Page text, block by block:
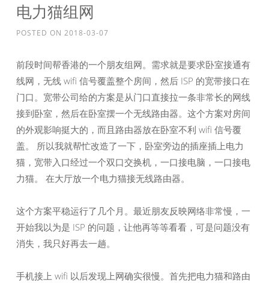
电力猫组网
POSTED ON 2018-03-07
前段时间帮香港的一个朋友组网。需求就是要求卧室接通有
线网，无线 wifi 信号覆盖整个房间，然后 ISP 的宽带接口在
门口。宽带公司给的方案是从门口直接拉一条非常长的网线
接到卧室，然后在卧室摆一个无线路由器。这个方案对房间
的外观影响挺大的，而且路由器放在卧室不利 wifi 信号覆
盖。 所以我就帮忙改造了一下，卧室旁边的插座插上电力
猫，宽带入口经过一个双口交换机，一口接电脑，一口接电
力猫。 在大厅放一个电力猫接无线路由器。
这个方案平稳运行了几个月。最近朋友反映网络非常慢，一
开始我以为是 ISP 的问题，让他再等等看看，可是问题没有
消失，我只好再去一趟。
手机接上 wifi 以后发现上网确实很慢。首先把电力猫和路由